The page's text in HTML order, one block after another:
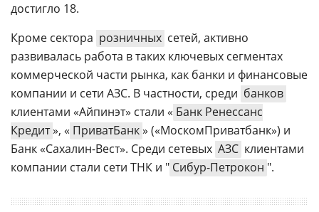
достигло 18.
Кроме сектора розничных сетей, активно
развивалась работа в таких ключевых сегментах
коммерческой части рынка, как банки и финансовые
компании и сети АЗС. В частности, среди банков
клиентами «Айпинэт» стали « Банк Ренессанс
Кредит», « ПриватБанк» («МоскомПриватбанк») и
Банк «Сахалин-Вест». Среди сетевых АЗС клиентами
компании стали сети ТНК и " Сибур-Петрокон ".